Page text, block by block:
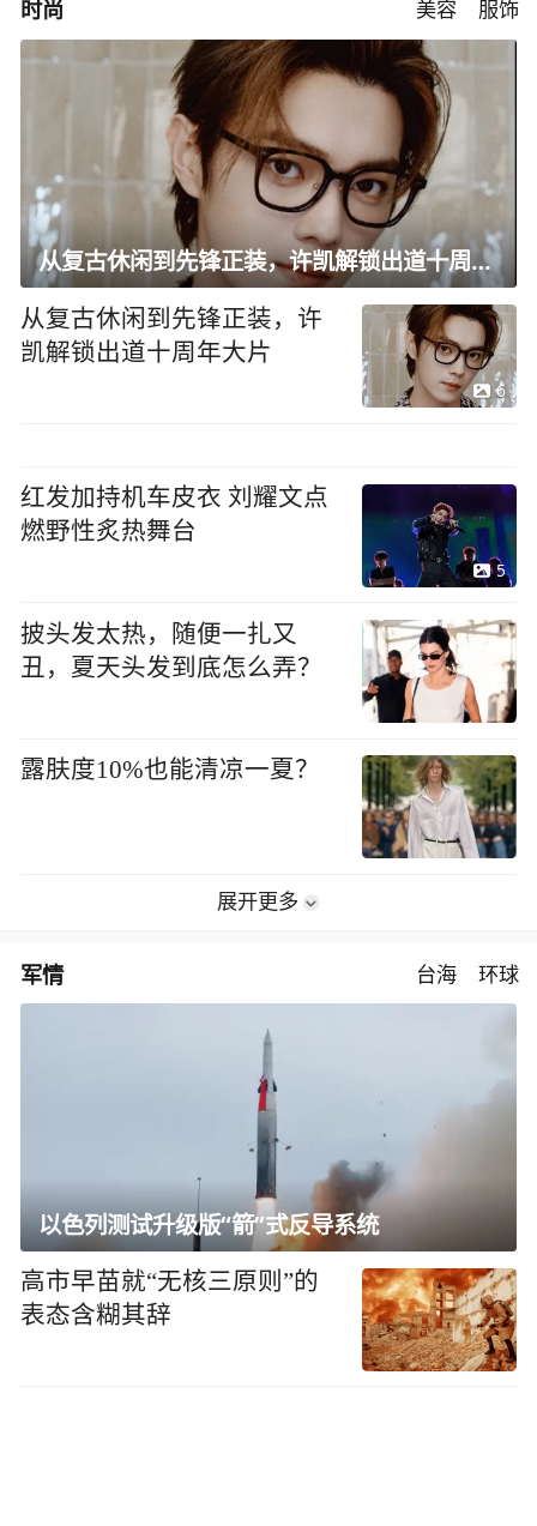
时尚 美容 服饰
从复古休闲到先锋正装，许凯解锁出道十周年大片
从复古休闲到先锋正装，许
凯解锁出道十周年大片
6
红发加持机车皮衣 刘耀文点
燃野性炙热舞台
5
披头发太热，随便一扎又
丑，夏天头发到底怎么弄？
露肤度10%也能清凉一夏？
展开更多
军情 台海 环球
以色列测试升级版“箭”式反导系统
高市早苗就“无核三原则”的
表态含糊其辞